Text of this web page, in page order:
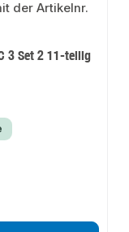
3 Set 2 11-teilig